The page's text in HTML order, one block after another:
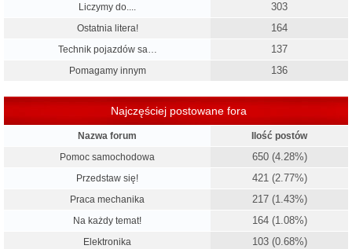
Liczymy do.... 303
Ostatnia litera! 164
Technik pojazdów sa… 137
Pomagamy innym 136
Najczęściej postowane fora
Nazwa forum
Ilość postów
Pomoc samochodowa
650 (4.28%)
Przedstaw się! 421 (2.77%)
Praca mechanika 217 (1.43%)
Na każdy temat! 164 (1.08%)
Elektronika 103 (0.68%)